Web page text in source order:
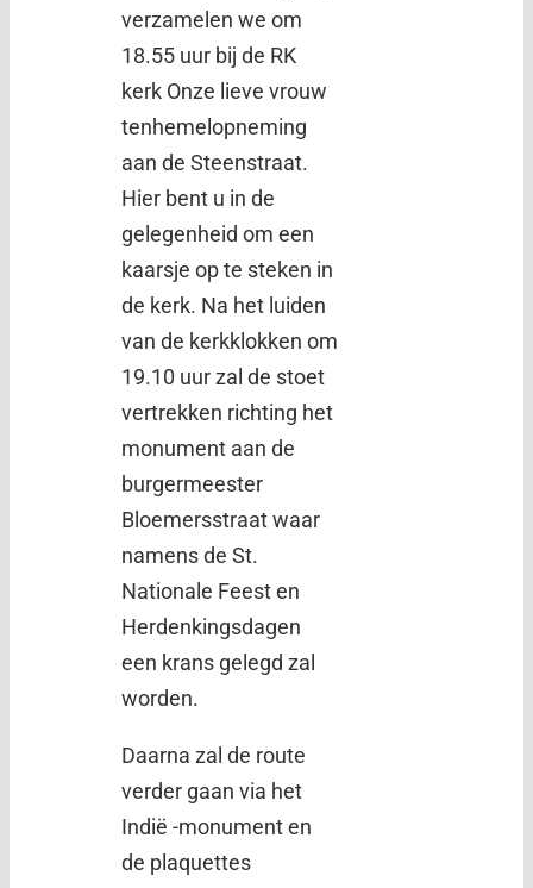
verzamelen we om
18.55 uur bij de RK
kerk Onze lieve vrouw
tenhemelopneming
aan de Steenstraat.
Hier bent u in de
gelegenheid om een
kaarsje op te steken in
de kerk. Na het luiden
van de kerkklokken om
19.10 uur zal de stoet
vertrekken richting het
monument aan de
burgermeester
Bloemersstraat waar
namens de St.
Nationale Feest en
Herdenkingsdagen
een krans gelegd zal
worden.
Daarna zal de route
verder gaan via het
Indië -monument en
de plaquettes